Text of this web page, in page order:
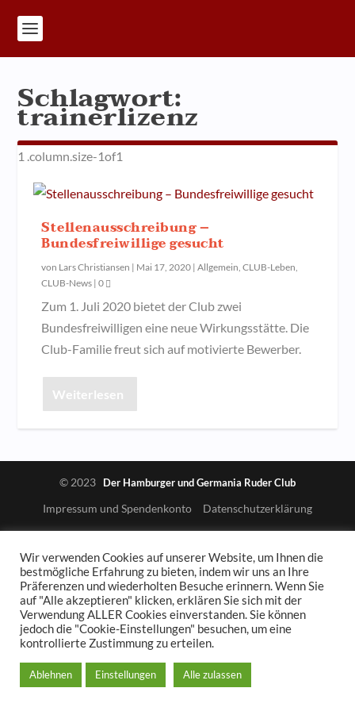
Schlagwort:
trainerlizenz
Stellenausschreibung –
Bundesfreiwillige gesucht
von Lars Christiansen | Mai 17, 2020 |Allgemein,CLUB-Leben,
CLUB-News |0
Zum 1. Juli 2020 bietet der Club zwei
Bundesfreiwilligen eine neue Wirkungsstätte. Die
Club-Familie freut sich auf motivierte Bewerber.
Weiterlesen
© 2023 Der Hamburger und Germania Ruder Club
Impressum und Spendenkonto Datenschutzerklärung
Wir verwenden Cookies auf unserer Website, um Ihnen die
bestmögliche Erfahrung zu bieten, indem wir uns an Ihre
Präferenzen und wiederholten Besuche erinnern. Wenn Sie
auf "Alle akzeptieren" klicken, erklären Sie sich mit der
Verwendung ALLER Cookies einverstanden. Sie können
jedoch die "Cookie-Einstellungen" besuchen, um eine
kontrollierte Zustimmung zu erteilen.
Ablehnen Einstellungen Alle zulassen